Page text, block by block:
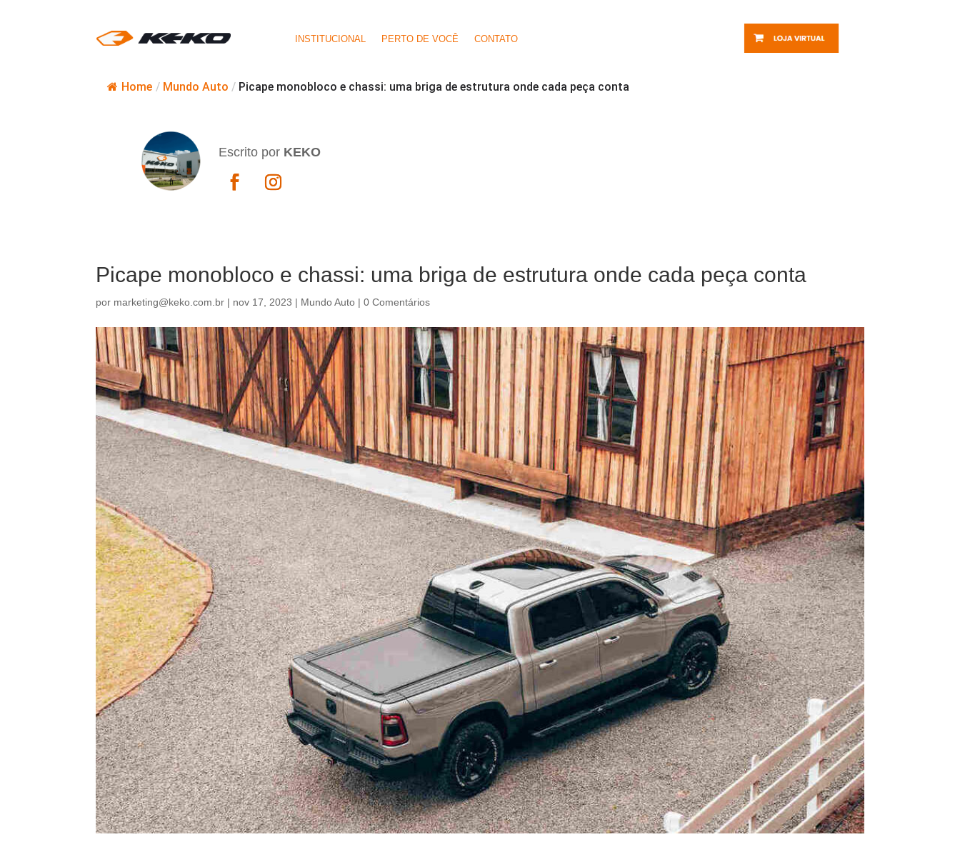
INSTITUCIONAL PERTO DE VOCÊ CONTATO
Home / Mundo Auto / Picape monobloco e chassi: uma briga de estrutura onde cada peça conta
Escrito por KEKO
Picape monobloco e chassi: uma briga de estrutura onde cada peça conta
por marketing@keko.com.br | nov 17, 2023 | Mundo Auto |0 Comentários